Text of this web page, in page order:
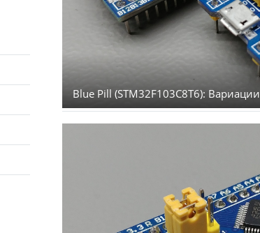
Blue Pill (STM32F103C8T6): Вариации